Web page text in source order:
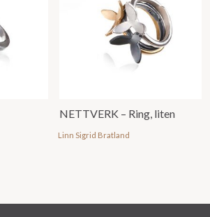
NETTVERK – Ring, liten
Linn Sigrid Bratland